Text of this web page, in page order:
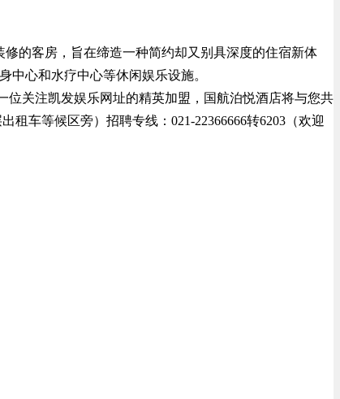
的客房，旨在缔造一种简约却又别具深度的住宿新体
心和水疗中心等休闲娱乐设施。
关注凯发娱乐网址的精英加盟，国航泊悦酒店将与您共
车等候区旁）招聘专线：021-22366666转6203（欢迎